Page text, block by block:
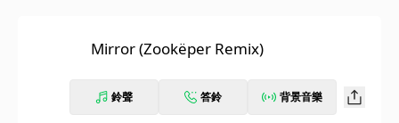
Mirror (Zookëper Remix)
鈴聲 答鈴 背景音樂